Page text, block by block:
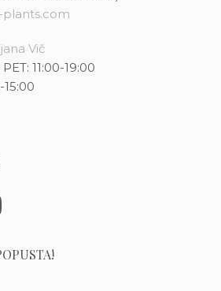
plants.com
Vič
11:00-19:00